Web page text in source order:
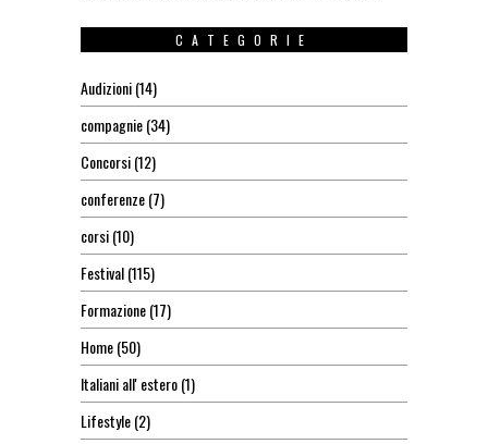
CATEGORIE
Audizioni(14)
compagnie(34)
Concorsi(12)
conferenze(7)
corsi(10)
Festival(115)
Formazione(17)
Home(50)
Italiani all' estero(1)
Lifestyle(2)